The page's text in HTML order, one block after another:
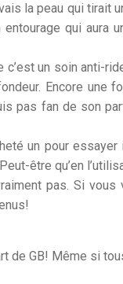
la peau qui tirait
qui aura
un soin anti-
Encore une
pas fan de son
un pour essayer
être qu’en
pas. Si vous
de GB! Même si